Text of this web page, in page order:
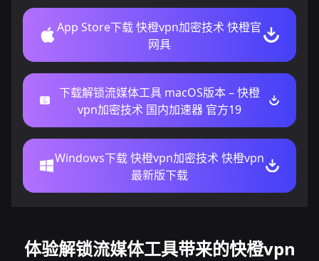
App Store下载 快橙vpn加密技术 快橙官
网具
下载解锁流媒体工具 macOS版本 – 快橙
vpn加密技术 国内加速器 官方19
Windows下载 快橙vpn加密技术 快橙vpn
最新版下载
体验解锁流媒体工具带来的快橙vpn